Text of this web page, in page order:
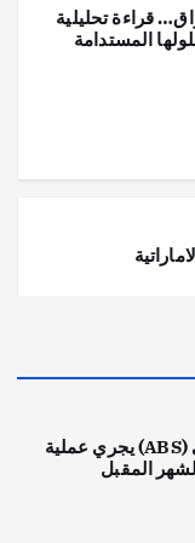
قراءة تحليلية
المستدامة
كمال الاجسام
مكتب الإحصاءات الأسترالي (ABS) يجري عملية